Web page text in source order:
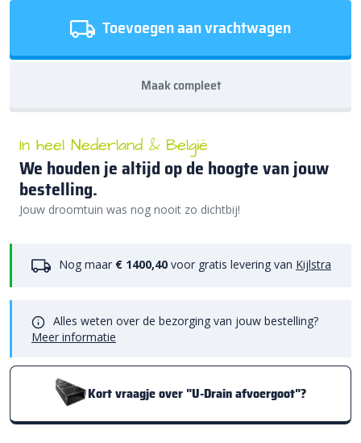
Toevoegen aan vrachtwagen
Maak compleet
In heel Nederland & België
We houden je altijd op de hoogte van jouw
bestelling.
Jouw droomtuin was nog nooit zo dichtbij!
Nog maar € 1400,40 voor gratis levering van Kijlstra
Alles weten over de bezorging van jouw bestelling?
Meer informatie
Kort vraagje over "U-Drain afvoergoot"?